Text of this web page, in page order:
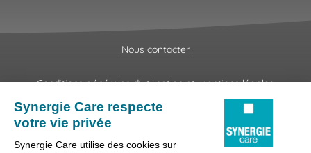
Nous contacter
Conditions générales d'utilisation et mentions légales
Fraudes & Hameçonnages